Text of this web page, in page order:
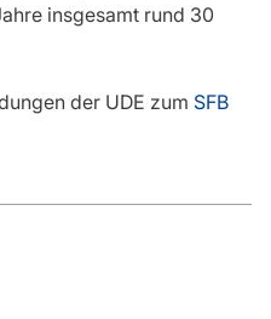
insgesamt rund 30
der UDE zum SFB